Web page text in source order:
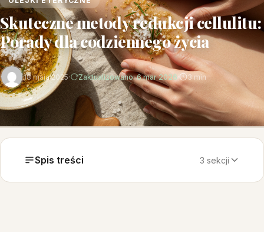
Skuteczne metody redukcji cellulitu:
Porady dla codziennego życia
18 maja 2025· Zaktualizowano: 6 mar 2026· 3 min
Spis treści 3 sekcji